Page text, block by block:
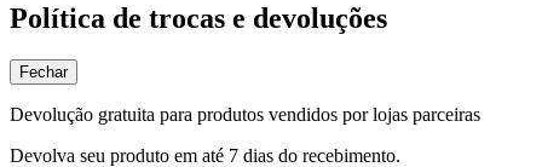
Política de trocas e devoluções
Fechar
Devolução gratuita para produtos vendidos por lojas parceiras
Devolva seu produto em até 7 dias do recebimento.